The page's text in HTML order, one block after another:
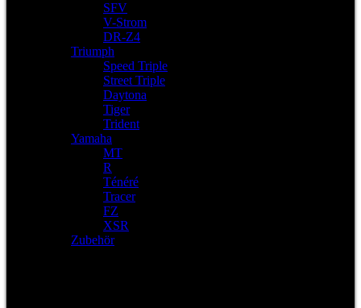
SFV
V-Strom
DR-Z4
Triumph
Speed Triple
Street Triple
Daytona
Tiger
Trident
Yamaha
MT
R
Ténéré
Tracer
FZ
XSR
Zubehör